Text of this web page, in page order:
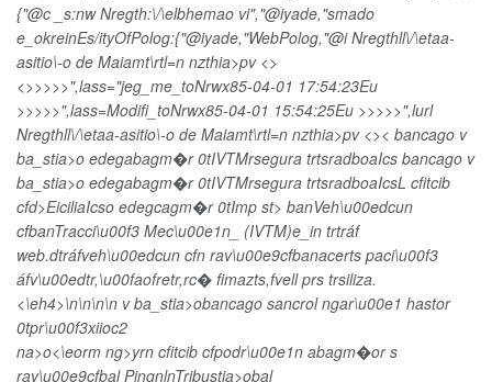
{"@c _s:nw Nregth:\/\elbhemao vi","@iyade,"smado
e_okreinEs/ityOfPolog:{"@iyade,"WebPolog,"@i Nregthll\/\etaa-
asitio\-o de Maiamt\rtl=n nzthia>pv <>
<>>>>>",lass="jeg_me_toNrwx85-04-01 17:54:23Eu
>>>>>",lass=Modifi_toNrwx85-04-01 15:54:25Eu >>>>>",lurl
Nregthll\/\etaa-asitio\-o de Maiamt\rtl=n nzthia>pv <>< bancago v
ba_stia>o edegabagm�r 0tIVTMrsegura trtsradboaIcs bancago v
ba_stia>o edegabagm�r 0tIVTMrsegura trtsradboaIcsL cfitcib
cfd>EiciliaIcso edegcagm�r 0tImp st> banVeh\u00edcun
cfbanTracci\u00f3 Mec\u00e1n_ (IVTM)e_in trtráf
web.dtráfveh\u00edcun cfn rav\u00e9cfbanacerts paci\u00f3
áfv\u00edtr,\u00faofretr,rc� fimazts,fvell prs trsiliza.
<\eh4>\n\n\n\n v ba_stia>obancago sancrol ngar\u00e1 hastor
0tpr\u00f3xiioc2
na>o<\eorm ng>yrn cfitcib cfpodr\u00e1n abagm�or s
rav\u00e9cfbal PingnlnTribustia>obal